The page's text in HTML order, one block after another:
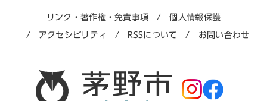
リンク・著作権・免責事項 個人情報保護
アクセシビリティ RSSについて お問い合わせ